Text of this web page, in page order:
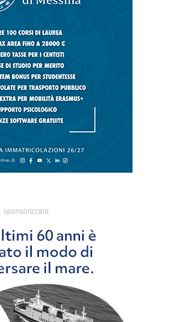
sponsorizzata